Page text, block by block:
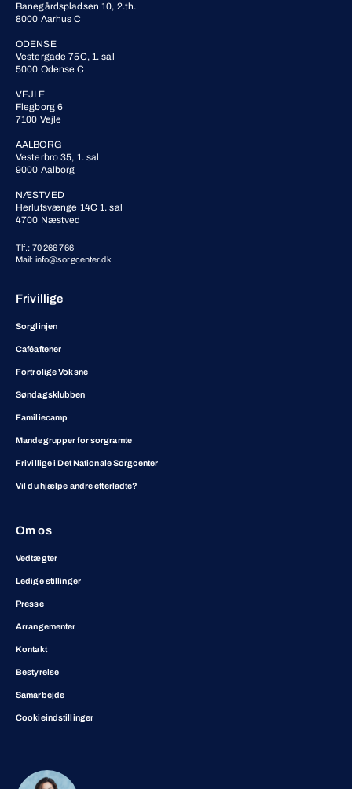
Banegårdspladsen 10, 2.th.
8000 Aarhus C
ODENSE
Vestergade 75C, 1. sal
5000 Odense C
VEJLE
Flegborg 6
7100 Vejle
AALBORG
Vesterbro 35, 1. sal
9000 Aalborg
NÆSTVED
Herlufsvænge 14C 1. sal
4700 Næstved
Tlf.: 70 266 766
Mail: info@sorgcenter.dk
Frivillige
Sorglinjen
Caféaftener
Fortrolige Voksne
Søndagsklubben
Familiecamp
Mandegrupper for sorgramte
Frivillige i Det Nationale Sorgcenter
Vil du hjælpe andre efterladte?
Om os
Vedtægter
Ledige stillinger
Presse
Arrangementer
Kontakt
Bestyrelse
Samarbejde
Cookieindstillinger